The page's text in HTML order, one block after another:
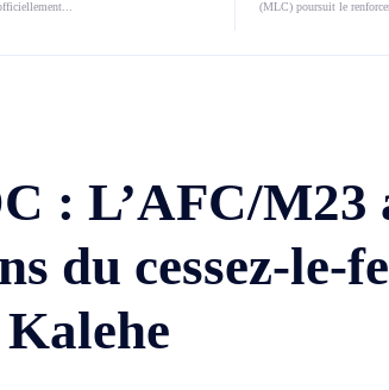
(MLC) poursuit le
: L’AFC/M23
du cessez-le-